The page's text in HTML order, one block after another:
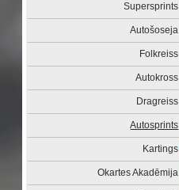
Supersprints
Autošoseja
Folkreiss
Autokross
Dragreiss
Autosprints
Kartings
Okartes Akadēmija